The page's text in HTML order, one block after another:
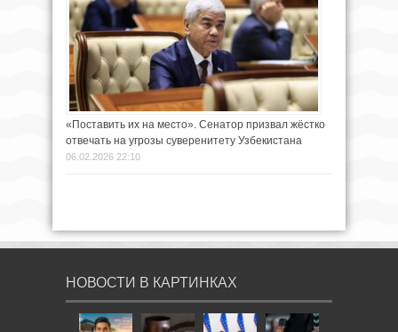
«Поставить их на место». Сенатор призвал жёстко
отвечать на угрозы суверенитету Узбекистана
06.02.2026 22:10
НОВОСТИ В КАРТИНКАХ